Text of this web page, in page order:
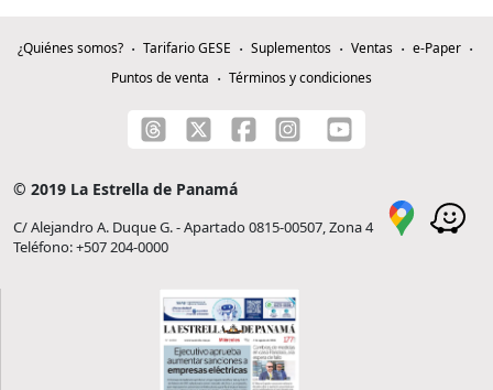
¿Quiénes somos? Tarifario GESE Suplementos Ventas
e-Paper
Puntos de venta
Términos y condiciones
© 2019 La Estrella de Panamá
C/ Alejandro A. Duque G. - Apartado 0815-00507, Zona 4
Teléfono: +507 204-0000